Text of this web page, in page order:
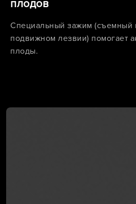
плодов
Специальный зажим (съемный
подвижном лезвии) помогает
плоды.